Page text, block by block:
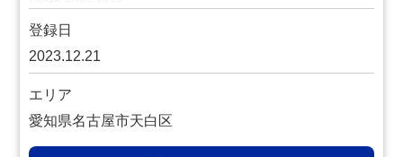
登録日
2023.12.21
エリア
愛知県名古屋市天白区